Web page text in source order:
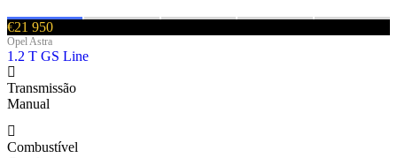
€21 950
Opel Astra
1.2 T GS Line
Transmissão
Manual
Combustível